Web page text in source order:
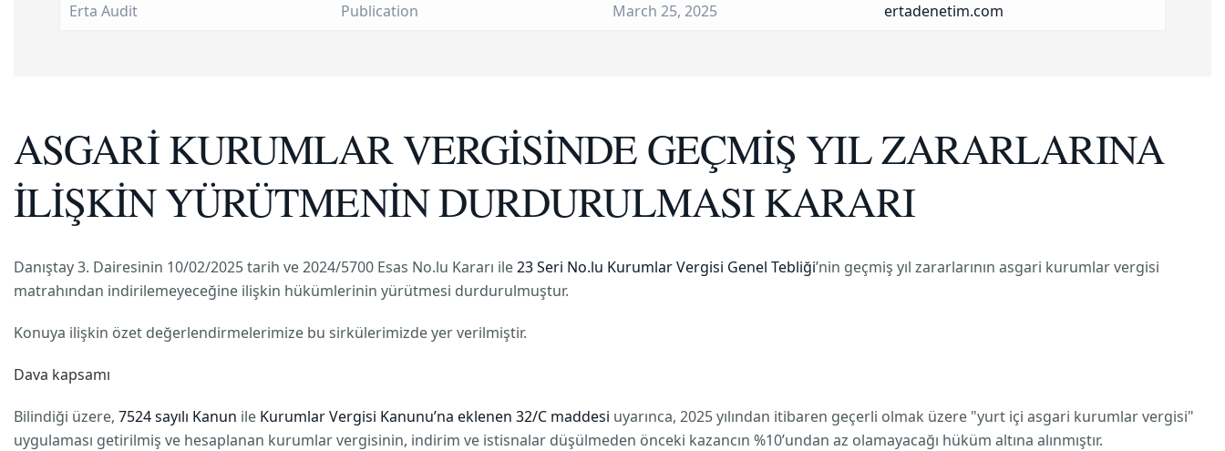
Erta Audit Publication March 25, 2025 ertadenetim.com
ASGARİ KURUMLAR VERGİSİNDE GEÇMİŞ YIL ZARARLARINA
İLİŞKİN YÜRÜTMENİN DURDURULMASI KARARI
Danıştay 3. Dairesinin 10/02/2025 tarih ve 2024/5700 Esas No.lu Kararı ile23 Seri No.lu Kurumlar Vergisi Genel Tebliği’nin geçmiş yıl zararlarının asgari kurumlar vergisi
matrahından indirilemeyeceğine ilişkin hükümlerinin yürütmesi durdurulmuştur.
Konuya ilişkin özet değerlendirmelerimize bu sirkülerimizde yer verilmiştir.
Dava kapsamı
Bilindiği üzere, 7524 sayılı Kanun ile Kurumlar Vergisi Kanunu’na eklenen 32/C maddesi uyarınca, 2025 yılından itibaren geçerli olmak üzere "yurt içi asgari kurumlar vergisi"
uygulaması getirilmiş ve hesaplanan kurumlar vergisinin, indirim ve istisnalar düşülmeden önceki kazancın %10’undan az olamayacağı hüküm altına alınmıştır.